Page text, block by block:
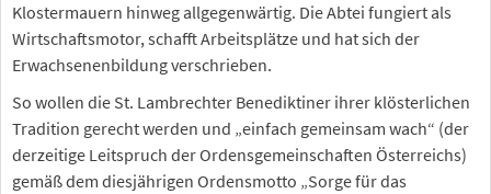
Klostermauern hinweg allgegenwärtig. Die Abtei fungiert als
Wirtschaftsmotor, schafft Arbeitsplätze und hat sich der
Erwachsenenbildung verschrieben.
So wollen die St. Lambrechter Benediktiner ihrer klösterlichen
Tradition gerecht werden und „einfach gemeinsam wach“ (der
derzeitige Leitspruch der Ordensgemeinschaften Österreichs)
gemäß dem diesjährigen Ordensmotto „Sorge für das